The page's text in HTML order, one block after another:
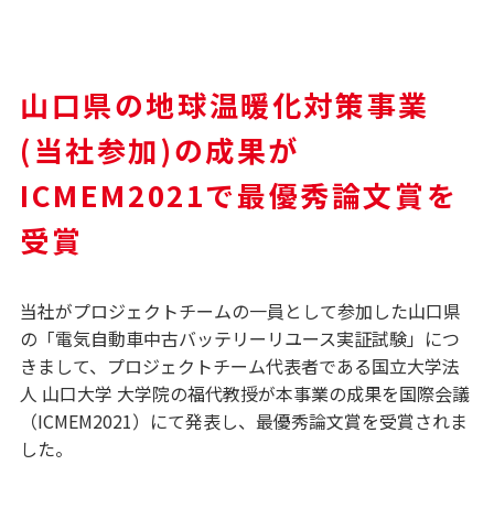
山口県の地球温暖化対策事業
(当社参加)の成果が
ICMEM2021で最優秀論文賞を
受賞
当社がプロジェクトチームの一員として参加した山口県
の「電気自動車中古バッテリーリユース実証試験」につ
きまして、プロジェクトチーム代表者である国立大学法
人 山口大学 大学院の福代教授が本事業の成果を国際会議
（ICMEM2021）にて発表し、最優秀論文賞を受賞されま
した。